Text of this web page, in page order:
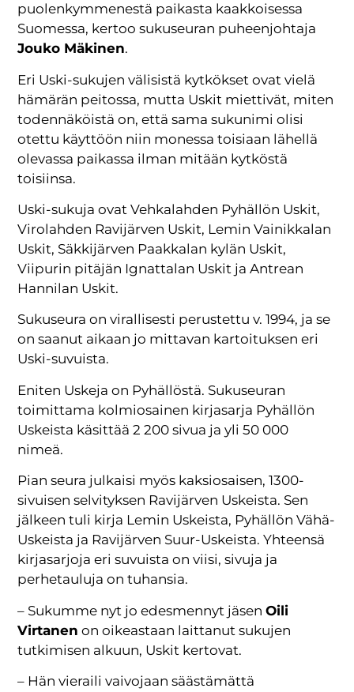
puolenkymmenestä paikasta kaakkoisessa
Suomessa, kertoo sukuseuran puheenjohtaja
Jouko Mäkinen.
Eri Uski-sukujen välisistä kytkökset ovat vielä
hämärän peitossa, mutta Uskit miettivät, miten
todennäköistä on, että sama sukunimi olisi
otettu käyttöön niin monessa toisiaan lähellä
olevassa paikassa ilman mitään kytköstä
toisiinsa.
Uski-sukuja ovat Vehkalahden Pyhällön Uskit,
Virolahden Ravijärven Uskit, Lemin Vainikkalan
Uskit, Säkkijärven Paakkalan kylän Uskit,
Viipurin pitäjän Ignattalan Uskit ja Antrean
Hannilan Uskit.
Sukuseura on virallisesti perustettu v. 1994, ja se
on saanut aikaan jo mittavan kartoituksen eri
Uski-suvuista.
Eniten Uskeja on Pyhällöstä. Sukuseuran
toimittama kolmiosainen kirjasarja Pyhällön
Uskeista käsittää 2 200 sivua ja yli 50 000
nimeä.
Pian seura julkaisi myös kaksiosaisen, 1300-
sivuisen selvityksen Ravijärven Uskeista. Sen
jälkeen tuli kirja Lemin Uskeista, Pyhällön Vähä-
Uskeista ja Ravijärven Suur-Uskeista. Yhteensä
kirjasarjoja eri suvuista on viisi, sivuja ja
perhetauluja on tuhansia.
– Sukumme nyt jo edesmennyt jäsenOili
Virtanen on oikeastaan laittanut sukujen
tutkimisen alkuun, Uskit kertovat.
– Hän vieraili vaivojaan säästämättä